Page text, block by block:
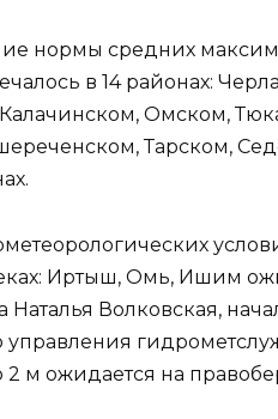
нормы средних
в 14 районах:
Омском,
Тарском,
Иртыш, Омь, Ишим
Наталья Волковская,
управления
м ожидается на